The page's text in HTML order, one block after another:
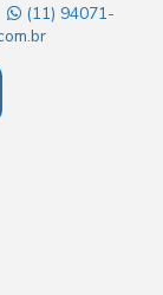
(11) 94071-